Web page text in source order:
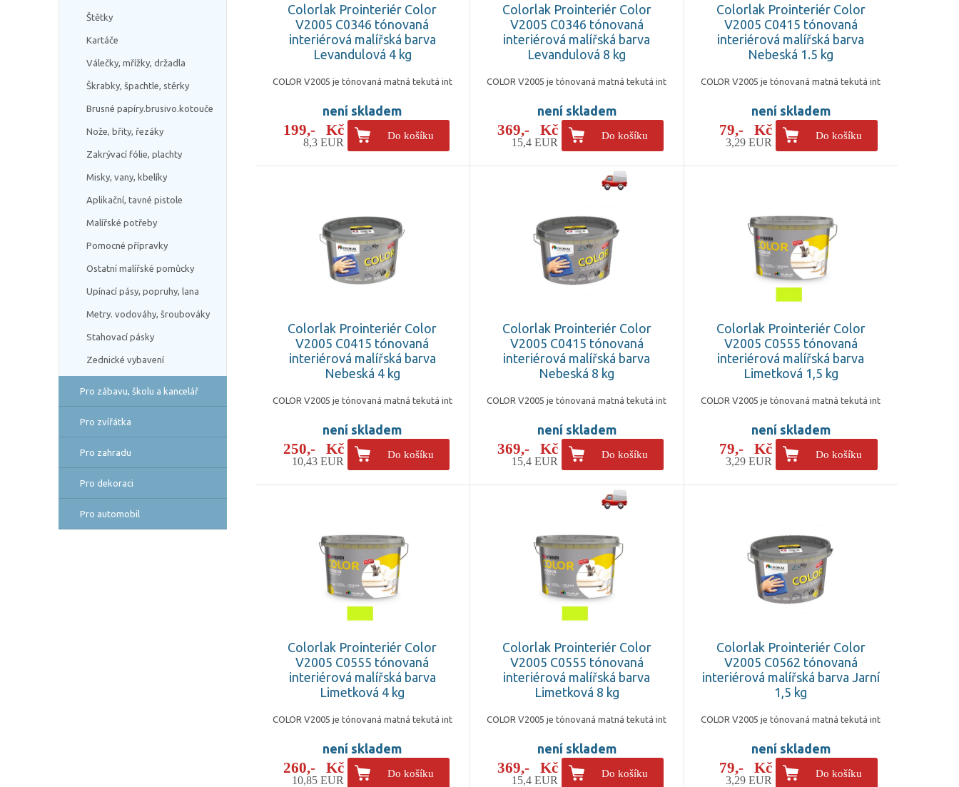
Štětky
Kartáče
Válečky, mřížky, držadla
Škrabky, špachtle, stěrky
Brusné papíry.brusivo.kotouče
Nože, břity, řezáky
Zakrývací fólie, plachty
Misky, vany, kbelíky
Aplikační, tavné pistole
Malířské potřeby
Pomocné přípravky
Ostatní malířské pomůcky
Upínací pásy, popruhy, lana
Metry. vodováhy, šroubováky
Stahovací pásky
Zednické vybavení
Pro zábavu, školu a kancelář
Pro zvířátka
Pro zahradu
Pro dekoraci
Pro automobil
Colorlak Prointeriér Color
V2005 C0346 tónovaná
interiérová malířská barva
Levandulová 4 kg
COLOR V2005 je tónovaná matná tekutá int
není skladem
199,- Kč
8,3 EUR
Do košíku
Colorlak Prointeriér Color
V2005 C0346 tónovaná
interiérová malířská barva
Levandulová 8 kg
COLOR V2005 je tónovaná matná tekutá int
není skladem
369,- Kč
15,4 EUR
Do košíku
Colorlak Prointeriér Color
V2005 C0415 tónovaná
interiérová malířská barva
Nebeská 1.5 kg
COLOR V2005 je tónovaná matná tekutá int
není skladem
79,- Kč
3,29 EUR
Do košíku
Colorlak Prointeriér Color
V2005 C0415 tónovaná
interiérová malířská barva
Nebeská 4 kg
COLOR V2005 je tónovaná matná tekutá int
není skladem
250,- Kč
10,43 EUR
Do košíku
Colorlak Prointeriér Color
V2005 C0415 tónovaná
interiérová malířská barva
Nebeská 8 kg
COLOR V2005 je tónovaná matná tekutá int
není skladem
369,- Kč
15,4 EUR
Do košíku
Colorlak Prointeriér Color
V2005 C0555 tónovaná
interiérová malířská barva
Limetková 1,5 kg
COLOR V2005 je tónovaná matná tekutá int
není skladem
79,- Kč
3,29 EUR
Do košíku
Colorlak Prointeriér Color
V2005 C0555 tónovaná
interiérová malířská barva
Limetková 4 kg
COLOR V2005 je tónovaná matná tekutá int
není skladem
260,- Kč
10,85 EUR
Do košíku
Colorlak Prointeriér Color
V2005 C0555 tónovaná
interiérová malířská barva
Limetková 8 kg
COLOR V2005 je tónovaná matná tekutá int
není skladem
369,- Kč
15,4 EUR
Do košíku
Colorlak Prointeriér Color
V2005 C0562 tónovaná
interiérová malířská barva Jarní
1,5 kg
COLOR V2005 je tónovaná matná tekutá int
není skladem
79,- Kč
3,29 EUR
Do košíku